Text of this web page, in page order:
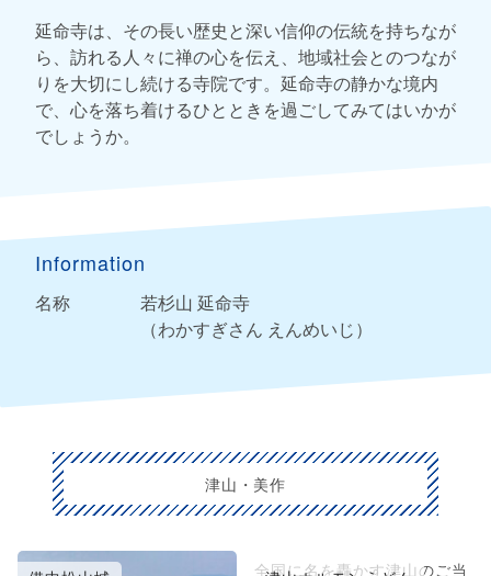
延命寺は、その長い歴史と深い信仰の伝統を持ちなが
ら、訪れる人々に禅の心を伝え、地域社会とのつなが
りを大切にし続ける寺院です。延命寺の静かな境内
で、心を落ち着けるひとときを過ごしてみてはいかが
でしょうか。
Information
名称
若杉山 延命寺
（わかすぎさん えんめいじ）
津山・美作
全国に名を轟かす津山のご当